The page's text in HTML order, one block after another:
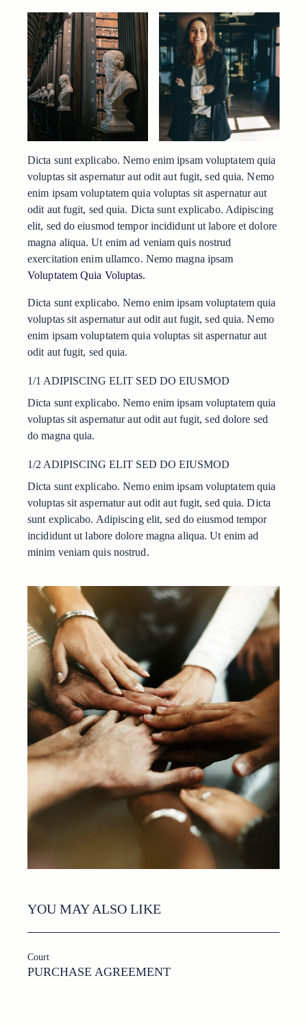
Dicta sunt explicabo. Nemo enim ipsam voluptatem quia
voluptas sit aspernatur aut odit aut fugit, sed quia. Nemo
enim ipsam voluptatem quia voluptas sit aspernatur aut
odit aut fugit, sed quia. Dicta sunt explicabo. Adipiscing
elit, sed do eiusmod tempor incididunt ut labore et dolore
magna aliqua. Ut enim ad veniam quis nostrud
exercitation enim ullamco. Nemo magna ipsam
Voluptatem Quia Voluptas.
Dicta sunt explicabo. Nemo enim ipsam voluptatem quia
voluptas sit aspernatur aut odit aut fugit, sed quia. Nemo
enim ipsam voluptatem quia voluptas sit aspernatur aut
odit aut fugit, sed quia.
1/1 ADIPISCING ELIT SED DO EIUSMOD
Dicta sunt explicabo. Nemo enim ipsam voluptatem quia
voluptas sit aspernatur aut odit aut fugit, sed dolore sed
do magna quia.
1/2 ADIPISCING ELIT SED DO EIUSMOD
Dicta sunt explicabo. Nemo enim ipsam voluptatem quia
voluptas sit aspernatur aut odit aut fugit, sed quia. Dicta
sunt explicabo. Adipiscing elit, sed do eiusmod tempor
incididunt ut labore dolore magna aliqua. Ut enim ad
minim veniam quis nostrud.
YOU MAY ALSO LIKE
Court
PURCHASE AGREEMENT